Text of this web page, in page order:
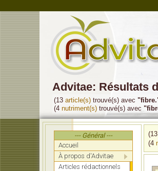
Advitae: Résultats
(13 article(s) trouvé(s) avec
(4 nutriment(s) trouvé(s) avec
--- Général ---
Accueil
À propos d'Advitae
Articles rédactionnels
(13
(4